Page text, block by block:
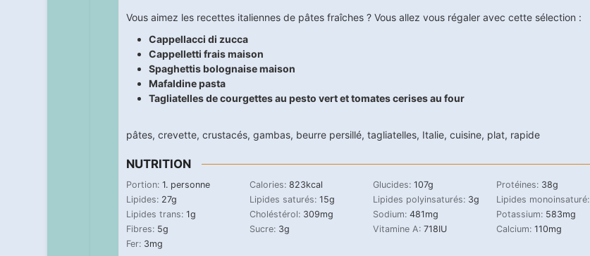
Vous aimez les recettes italiennes de pâtes fraîches ? Vous allez vous régaler avec cette sélection :
Cappellacci di zucca
Cappelletti frais maison
Spaghettis bolognaise maison
Mafaldine pasta
Tagliatelles de courgettes au pesto vert et tomates cerises au four
pâtes, crevette, crustacés, gambas, beurre persillé, tagliatelles, Italie, cuisine, plat, rapide
NUTRITION
Portion: 1. personne Calories: 823kcal Glucides: 107g Protéines: 38g
Lipides: 27g Lipides saturés: 15g Lipides polyinsaturés: 3g Lipides monoinsaturé:
Lipides trans: 1g Choléstérol: 309mg Sodium: 481mg Potassium: 583mg
Fibres: 5g Sucre: 3g Vitamine A: 718IU Calcium: 110mg
Fer: 3mg